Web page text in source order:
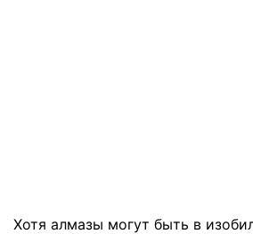
Хотя алмазы могут быть в